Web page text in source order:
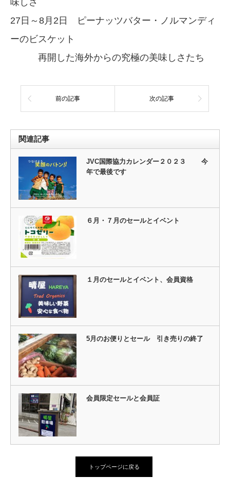
27日～8月2日 ピーナッツバター・ノルマンディ
ーのビスケット
再開した海外からの究極の美味しさたち
前の記事 次の記事
関連記事
JVC国際協力カレンダー２０２３ 今
年で最後です
６月・７月のセールとイベント
１月のセールとイベント、会員資格
5月のお便りとセール 引き売りの終了
会員限定セールと会員証
トップページに戻る